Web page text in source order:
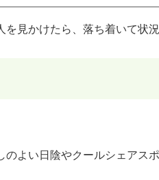
見かけたら、落ち着いて状況
よい日陰やクールシェアス